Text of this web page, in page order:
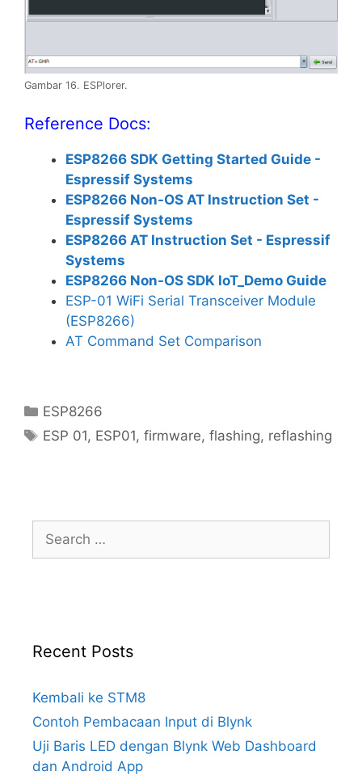
Gambar 16. ESPlorer.
Reference Docs:
ESP8266 SDK Getting Started Guide -
Espressif Systems
ESP8266 Non-OS AT Instruction Set -
Espressif Systems
ESP8266 AT Instruction Set - Espressif
Systems
ESP8266 Non-OS SDK IoT_Demo Guide
ESP-01 WiFi Serial Transceiver Module
(ESP8266)
AT Command Set Comparison
Categories
ESP8266
Tags
ESP 01, ESP01,firmware,flashing, reflashing
Search
for:
Recent Posts
Kembali ke STM8
Contoh Pembacaan Input di Blynk
Uji Baris LED dengan Blynk Web Dashboard
dan Android App